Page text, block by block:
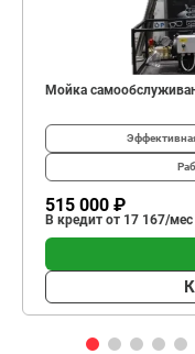
Мойка
515 000 ₽
В кредит от 17 167/мес